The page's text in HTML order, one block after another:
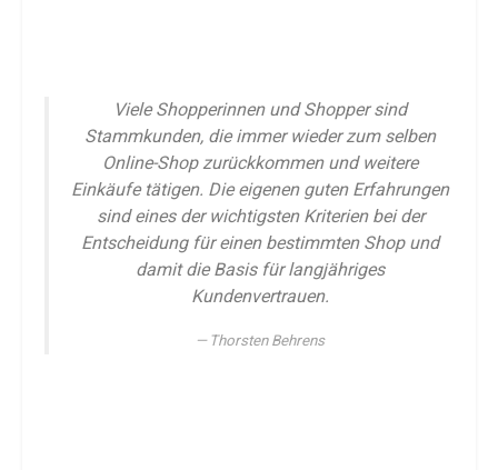
Viele Shopperinnen und Shopper sind
Stammkunden, die immer wieder zum selben
Online-Shop zurückkommen und weitere
Einkäufe tätigen. Die eigenen guten Erfahrungen
sind eines der wichtigsten Kriterien bei der
Entscheidung für einen bestimmten Shop und
damit die Basis für langjähriges
Kundenvertrauen.
Thorsten Behrens